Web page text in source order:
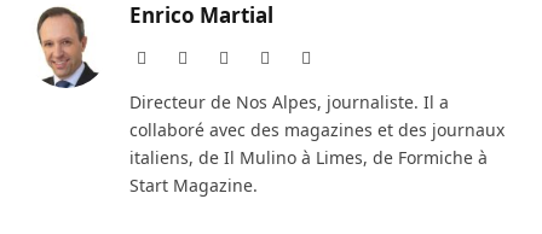
Enrico Martial
Website Facebook Instagram
Directeur de Nos Alpes, journaliste. Il a
collaboré avec des magazines et des journaux
italiens, de Il Mulino à Limes, de Formiche à
Start Magazine.